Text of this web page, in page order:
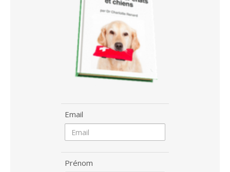
Email
Prénom